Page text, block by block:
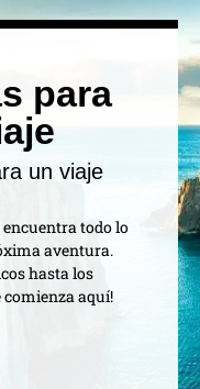
para
un viaje
todo lo
aventura.
hasta los
comienza aquí!